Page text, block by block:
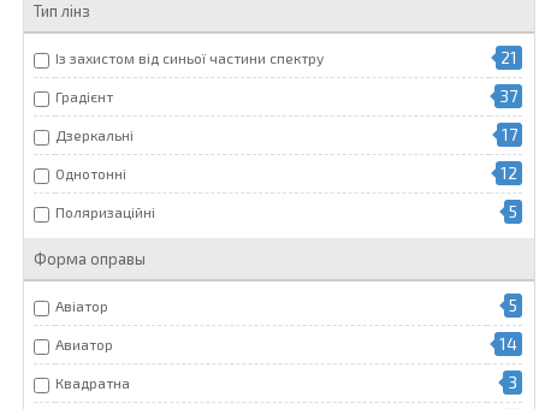
Тип лінз
Із захистом від синьої частини спектру 21
Градієнт 37
Дзеркальні 17
Однотонні 12
Поляризаційні 5
Форма оправы
Авіатор 5
Авиатор 14
Квадратна 3